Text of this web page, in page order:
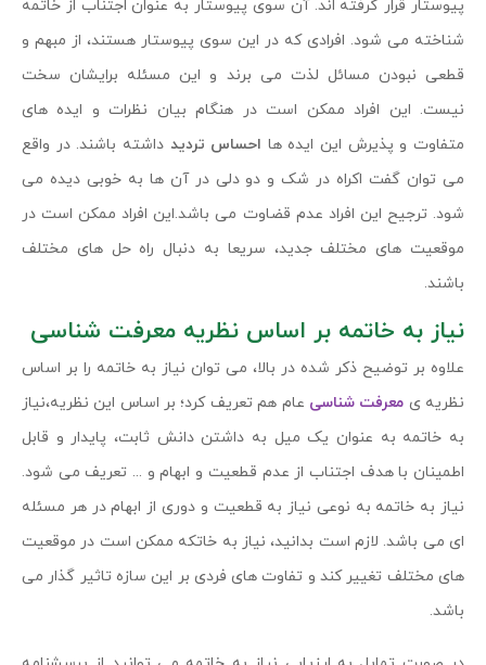
پیوستار قرار گرفته اند. آن سوی پیوستار به عنوان اجتناب از خاتمه
شناخته می شود. افرادی که در این سوی پیوستار هستند، از مبهم و
قطعی نبودن مسائل لذت می برند و این مسئله برایشان سخت
نیست. این افراد ممکن است در هنگام بیان نظرات و ایده های
متفاوت و پذیرش این ایده ها احساس تردید داشته باشند. در واقع
می توان گفت اکراه در شک و دو دلی در آن ها به خوبی دیده می
شود. ترجیح این افراد عدم قضاوت می باشد.این افراد ممکن است در
موقعیت های مختلف جدید، سریعا به دنبال راه حل های مختلف
باشند.
نیاز به خاتمه بر اساس نظریه معرفت شناسی
علاوه بر توضیح ذکر شده در بالا، می توان نیاز به خاتمه را بر اساس
نظریه ی معرفت شناسی عام هم تعریف کرد؛ بر اساس این نظریه،نیاز
به خاتمه به عنوان یک میل به داشتن دانش ثابت، پایدار و قابل
اطمینان با هدف اجتناب از عدم قطعیت و ابهام و ... تعریف می شود.
نیاز به خاتمه به نوعی نیاز به قطعیت و دوری از ابهام در هر مسئله
ای می باشد. لازم است بدانید، نیاز به خاتکه ممکن است در موقعیت
های مختلف تغییر کند و تفاوت های فردی بر این سازه تاثیر گذار می
باشد.